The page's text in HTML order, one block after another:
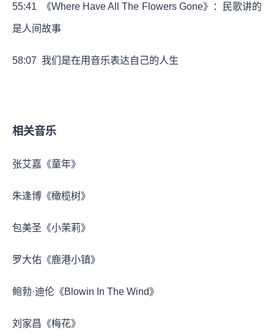
55:41 《Where Have All The Flowers Gone》：民歌讲的
是人间故事
58:07 我们是在用音乐表达自己的人生
相关音乐
张艾嘉《童年》
朱逢博《橄榄树》
包美圣《小茉莉》
罗大佑《鹿港小镇》
鲍勃·迪伦《Blowin In The Wind》
刘家昌《梅花》